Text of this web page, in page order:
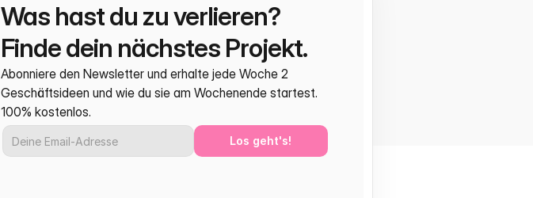
Was hast du zu verlieren?
Finde dein nächstes Projekt.
Abonniere den Newsletter und erhalte jede Woche 2
Geschäftsideen und wie du sie am Wochenende startest.
100% kostenlos.
Los geht's!